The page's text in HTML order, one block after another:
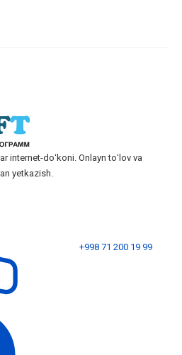
internet-doʻkoni. Onlayn toʻlov va
yetkazish.
+998 71 200 19 99